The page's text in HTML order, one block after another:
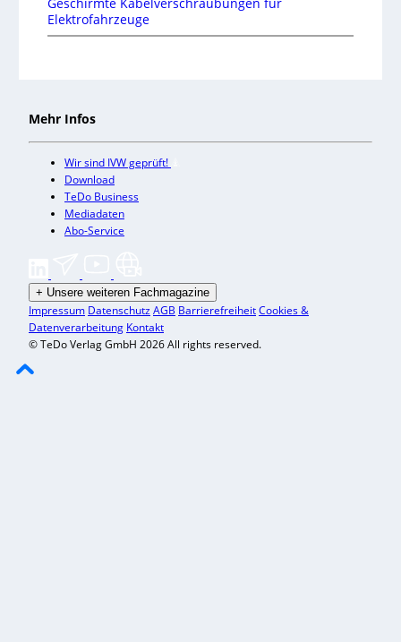
Elektrofahrzeuge
Mehr Infos
Wir sind IVW geprüft!
Download
TeDo Business
Mediadaten
Abo-Service
+ Unsere weiteren Fachmagazine
Impressum DatenschutzAGB BarrierefreiheitCookies &
Datenverarbeitung Kontakt
© TeDo Verlag GmbH 2026 All rights reserved.